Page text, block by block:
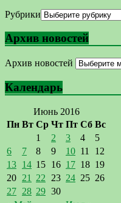
Рубрики
Архив новостей
Архив новостей
Календарь
Июнь 2016
Пн Вт Ср Чт Пт Сб Вс
1 2 3 4
5
6
7 8 9 10 11
12
13 14 15 16 17 18 19
20 21 22 23 24 25 26
27 28 29 30